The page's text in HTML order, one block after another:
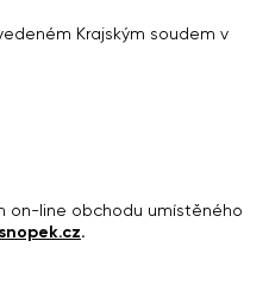
Krajským soudem v
on-line obchodu umístěného
.